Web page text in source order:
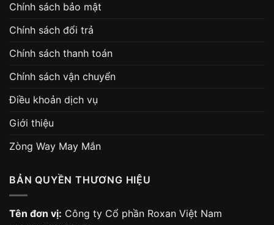
Chính sách bảo mật
Chính sách đổi trả
Chính sách thanh toán
Chính sách vận chuyển
Điều khoản dịch vụ
Giới thiệu
Zòng Way May Mắn
BẢN QUYỀN THƯƠNG HIỆU
Tên đơn vị: Công ty Cổ phần Roxan Việt Nam